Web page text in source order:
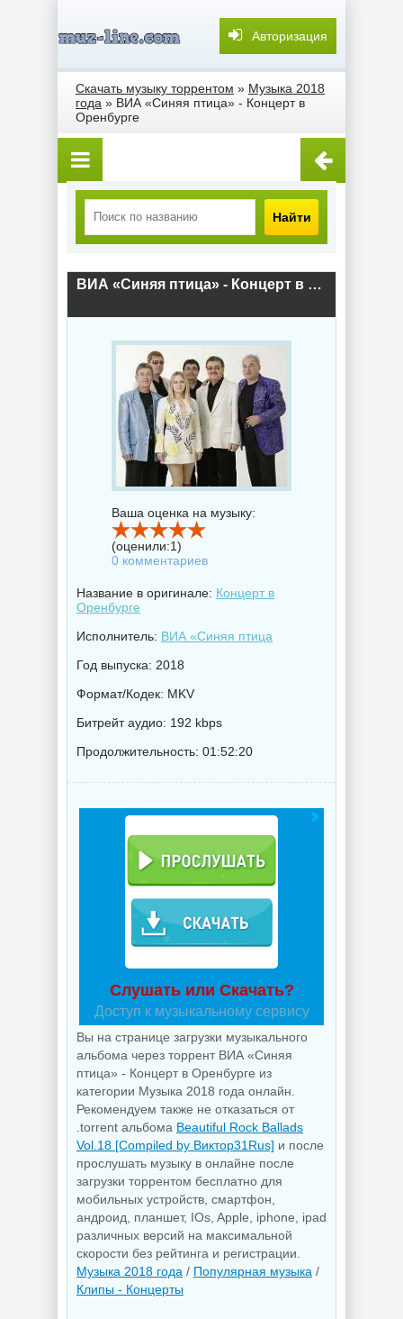
Авторизация
Скачать музыку торрентом » Музыка 2018
года » ВИА «Синяя птица» - Концерт в
Оренбурге
Найти
ВИА «Синяя птица» - Концерт в Оренбурге (2018) скачать торрент
Ваша оценка на музыку:
(оценили:1)
0 комментариев
Название в оригинале: Концерт в
Оренбурге
Исполнитель: ВИА «Синяя птица
Год выпуска: 2018
Формат/Кодек: MKV
Битрейт аудио: 192 kbps
Продолжительность: 01:52:20
Слушать или Скачать?
Доступ к музыкальному сервису
Вы на странице загрузки музыкального
альбома через торрент ВИА «Синяя
птица» - Концерт в Оренбурге из
категории Музыка 2018 года онлайн.
Рекомендуем также не отказаться от
.torrent альбома Beautiful Rock Ballads
Vol.18 [Compiled by Виктор31Rus] и после
прослушать музыку в онлайне после
загрузки торрентом бесплатно для
мобильных устройств, смартфон,
андроид, планшет, IOs, Apple, iphone, ipad
различных версий на максимальной
скорости без рейтинга и регистрации.
Музыка 2018 года / Популярная музыка /
Клипы - Концерты